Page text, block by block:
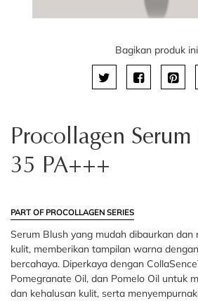
Bagikan produk
Procollagen Serum
35 PA+++
PART OF PROCOLLAGEN SERIES
Serum Blush yang mudah dibaurkan dan
kulit, memberikan tampilan warna
bercahaya. Diperkaya dengan
Pomegranate Oil, dan Pomelo Oil untuk
dan kehalusan kulit, serta